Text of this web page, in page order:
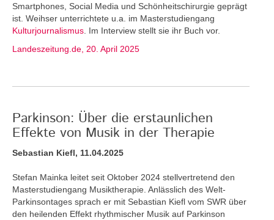
Smartphones, Social Media und Schönheitschirurgie geprägt
ist. Weihser unterrichtete u.a. im Masterstudiengang
Kulturjournalismus . Im Interview stellt sie ihr Buch vor.
Landeszeitung.de, 20. April 2025
Parkinson: Über die erstaunlichen
Effekte von Musik in der Therapie
Sebastian Kiefl, 11.04.2025
Stefan Mainka leitet seit Oktober 2024 stellvertretend den
Masterstudiengang Musiktherapie. Anlässlich des Welt-
Parkinsontages sprach er mit Sebastian Kiefl vom SWR über
den heilenden Effekt rhythmischer Musik auf Parkinson